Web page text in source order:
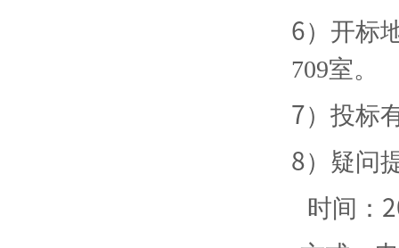
6）开标
709室。
7）投标
8）疑问
时间：